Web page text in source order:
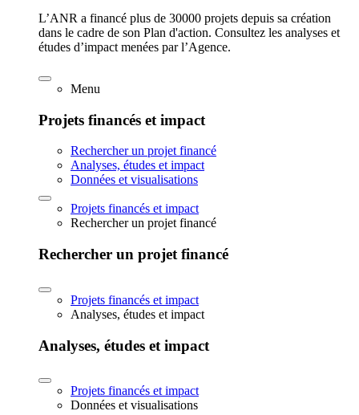
L’ANR a financé plus de 30000 projets depuis sa création
dans le cadre de son Plan d'action. Consultez les analyses et
études d’impact menées par l’Agence.
Menu
Projets financés et impact
Rechercher un projet financé
Analyses, études et impact
Données et visualisations
Projets financés et impact
Rechercher un projet financé
Rechercher un projet financé
Projets financés et impact
Analyses, études et impact
Analyses, études et impact
Projets financés et impact
Données et visualisations